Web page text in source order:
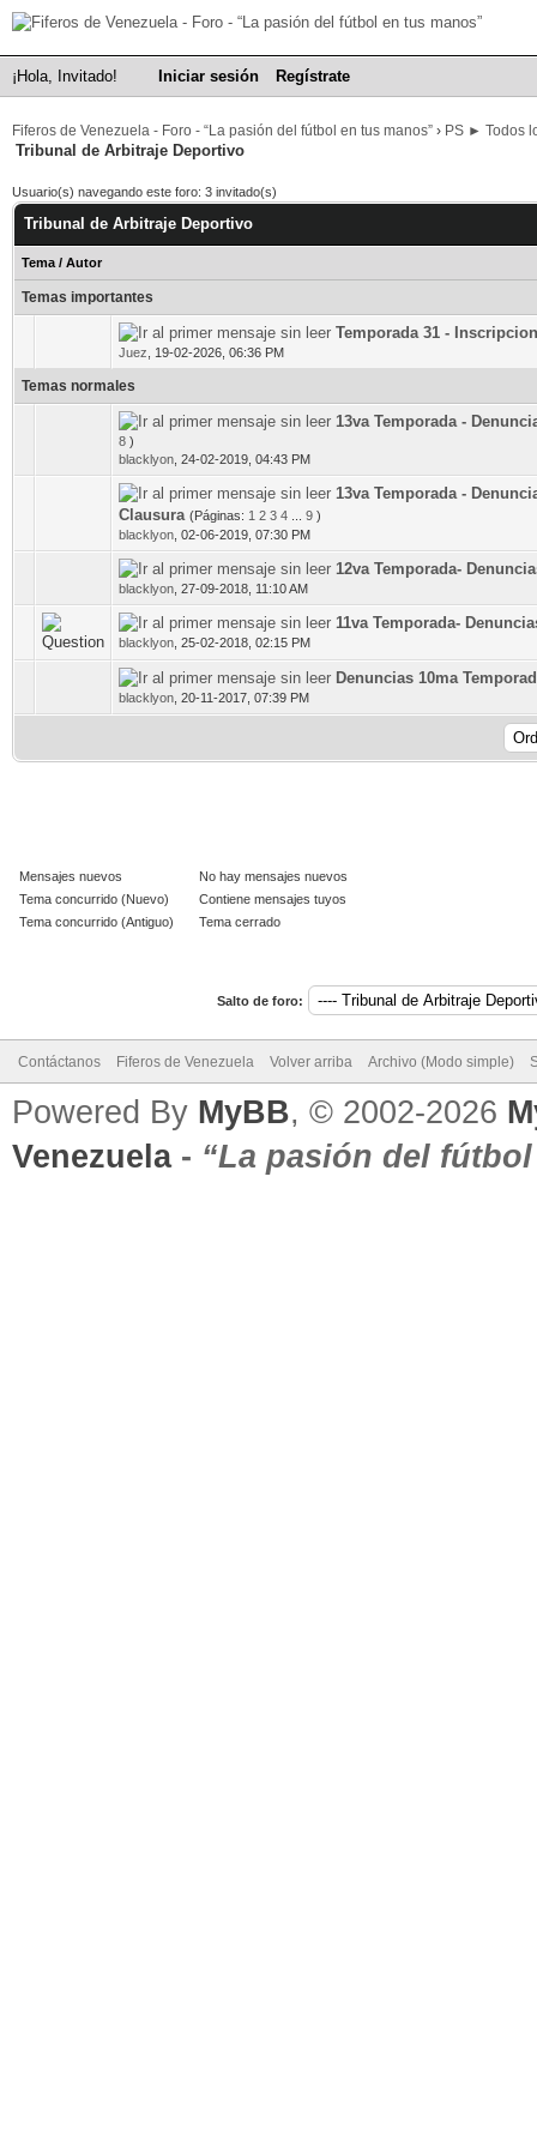
¡Hola, Invitado! Iniciar sesión Regístrate
Fiferos de Venezuela - Foro - “La pasión del fútbol en tus manos” › PS ► Todos
Tribunal de Arbitraje Deportivo
Usuario(s) navegando este foro: 3 invitado(s)
Tribunal de Arbitraje Deportivo
Tema / Autor
Temas importantes
Temporada 31 -
Juez 19-02-2026, 06:36 PM
0 voto(s) - Media 0 de 5
Temas normales
13va Temporada -
8 )
blacklyon 24-02-2019, 04:43 PM
13va Temporada -
Clausura (Páginas: 1 2 3 4 9 )
blacklyon 02-06-2019, 07:30 PM
0 voto(s) - Media 0 de 5
12va Temporada-
blacklyon 27-09-2018, 11:10 AM
0 voto(s) - Media 0 de 5
11va Temporada-
blacklyon 25-02-2018, 02:15 PM
1 voto(s) - Media 5 de 5
Denuncias 10ma
blacklyon 20-11-2017, 07:39 PM
0 voto(s) - Media 0 de 5
Mensajes nuevos
Tema concurrido (Nuevo)
Tema concurrido (Antiguo)
No hay mensajes nuevos
Contiene mensajes tuyos
Tema cerrado
Salto de foro:
Contáctanos Fiferos de Venezuela Volver arriba Archivo (Modo simple)
Powered By MyBB, © 2002-2026
Venezuela- “La pasión del